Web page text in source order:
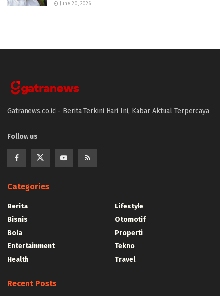
June 20, 2026
Gatranews.co.id - Berita Terkini Hari Ini, Kabar Aktual Terpercaya
Follow us
Categories
Berita
Bisnis
Bola
Entertainment
Health
Lifestyle
Otomotif
Properti
Tekno
Travel
Recent Posts